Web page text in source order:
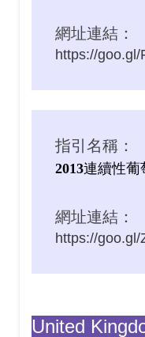
網址連結：
https://goo.gl/
指引名稱：
2013連續性葡
網址連結：
https://goo.gl/
United